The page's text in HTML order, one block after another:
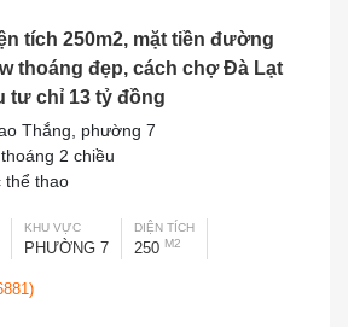
tích 250m2, mặt tiền đường
thoáng đẹp, cách chợ Đà Lạt
tư chỉ 13 tỷ đồng
Thắng, phường 7
2 chiều
thể thao
KHU VỰC
PHƯỜNG 7
DIỆN TÍCH
250 M2